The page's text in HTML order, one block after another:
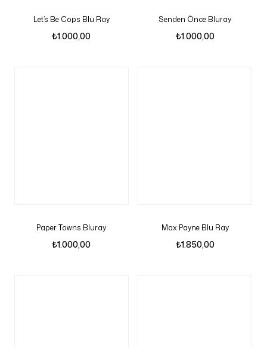
Let’s Be Cops Blu Ray
₺1.000,00
Senden Önce Bluray
₺1.000,00
Paper Towns Bluray
₺1.000,00
Max Payne Blu Ray
₺1.850,00